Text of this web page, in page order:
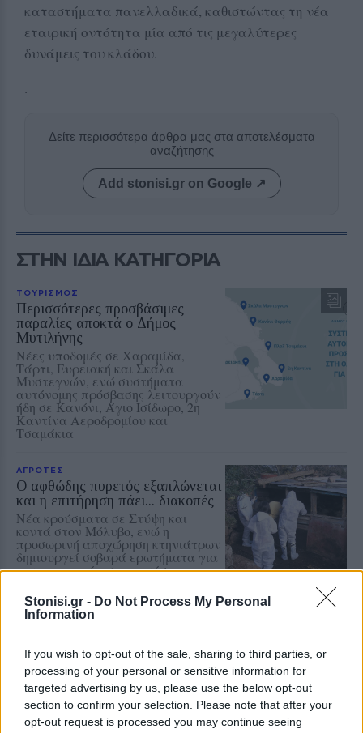
Stonisi.gr - Do Not Process My Personal
Information
If you wish to opt-out of the sale, sharing to third parties, or
processing of your personal or sensitive information for
targeted advertising by us, please use the below opt-out
section to confirm your selection. Please note that after your
opt-out request is processed you may continue seeing
καταστήματα πανελλαδικά, καθιστώντας τη νέα
εταιρική οντότητα μία από τις μεγαλύτερες
δυνάμεις του κλάδου.
.
Δείτε περισσότερα άρθρα μας στα αποτελέσματα
αναζήτησης
Add stonisi.gr on Google ↗
ΣΤΗΝ ΙΔΙΑ ΚΑΤΗΓΟΡΙΑ
ΤΟΥΡΙΣΜΟΣ
Περισσότερες προσβάσιμες
παραλίες αποκτά ο Δήμος
Μυτιλήνης
Νέες υποδομές σε Χαραμίδα,
Τάρτι, Ευρειακή και Σκάλα
Μυστεγνών, ενώ συστήματα
αυτόνομης πρόσβασης λειτουργούν
ήδη σε Κανόνι, Άγιο Ισίδωρο, 2η
Καντίνα Αεροδρομίου και
Τσαμάκια
ΑΓΡΟΤΕΣ
Ο αφθώδης πυρετός εξαπλώνεται
και η επιτήρηση πάει... διακοπές
Νέα κρούσματα σε Στύψη και
κοντά στον Μόλυβο, ενώ η
προσωρινή αποχώρηση κτηνιάτρων
δημιουργεί σοβαρά ερωτήματα για
την αντιμετώπιση της νόσου
ΕΛΛΑΔΑ
αιτήσεων στο πρόγραμμα
«Τουρισμός για Όλους»
Δείτε εδώ όλες τις κρίσιμες
ημερομηνίες για την κατάθεση των
αιτήσεων